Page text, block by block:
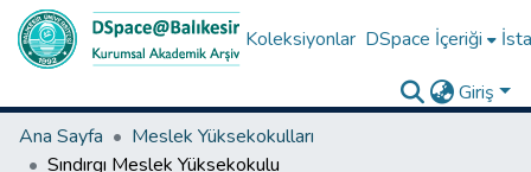
Koleksiyonlar DSpace İçeriği
Giriş
Ana Sayfa
Meslek Yüksekokulları
Sındırgı Meslek Yüksekokulu